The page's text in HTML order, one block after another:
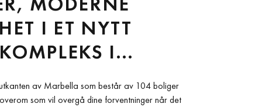
I ET NYTT
I
av Marbella som består av 104 boliger
som vil overgå dine forventninger når det